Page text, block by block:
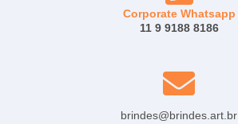
Corporate Whatsapp
11 9 9188 8186
brindes@brindes.art.br